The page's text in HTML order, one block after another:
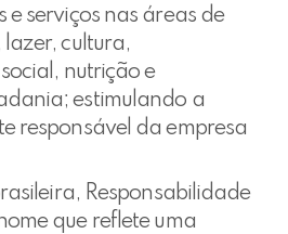
e serviços nas áreas de
cultura,
nutrição e
estimulando a
responsável da empresa
Responsabilidade
que reflete uma